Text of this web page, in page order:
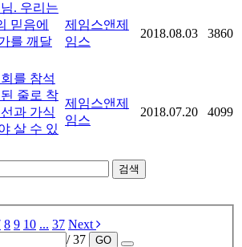
. 우리는
믿음에
를 깨달
제임스앤제
임스
2018.08.03 3860
를 참석
줄로 착
과 가식
살 수 있
제임스앤제
임스
2018.07.20 4099
검색
8 9 10 ... 37 Next
/ 37
GO